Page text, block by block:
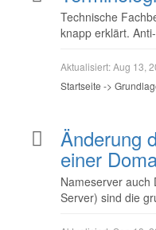
Technische
knapp erklärt.
Aktualisiert:Aug 13,
Startseite ->
Änderung
einer
Nameserver auch
Server) sind die